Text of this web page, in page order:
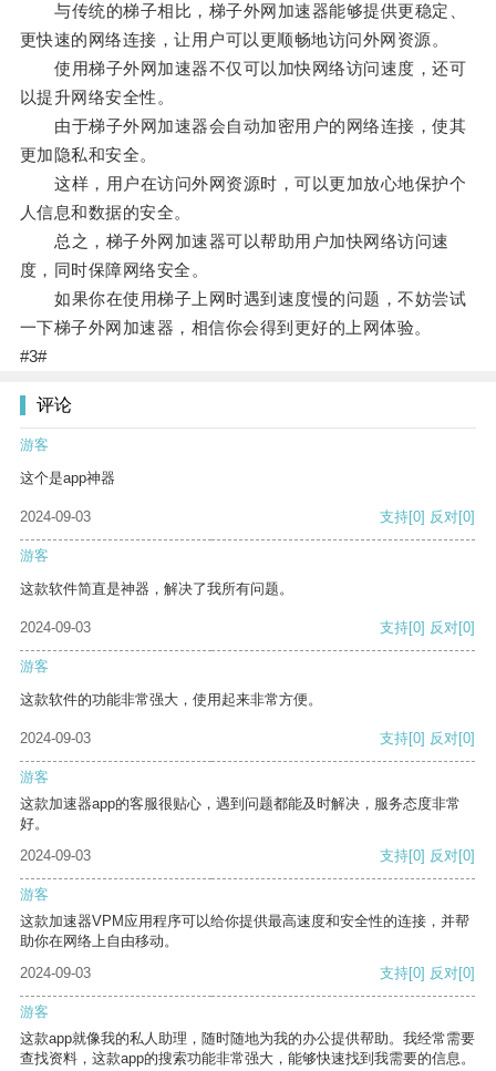
与传统的梯子相比，梯子外网加速器能够提供更稳定、
更快速的网络连接，让用户可以更顺畅地访问外网资源。
使用梯子外网加速器不仅可以加快网络访问速度，还可
以提升网络安全性。
由于梯子外网加速器会自动加密用户的网络连接，使其
更加隐私和安全。
这样，用户在访问外网资源时，可以更加放心地保护个
人信息和数据的安全。
总之，梯子外网加速器可以帮助用户加快网络访问速
度，同时保障网络安全。
如果你在使用梯子上网时遇到速度慢的问题，不妨尝试
一下梯子外网加速器，相信你会得到更好的上网体验。
#3#
评论
游客
这个是app神器
2024-09-03 支持[0] 反对[0]
游客
这款软件简直是神器，解决了我所有问题。
2024-09-03 支持[0] 反对[0]
游客
这款软件的功能非常强大，使用起来非常方便。
2024-09-03 支持[0] 反对[0]
游客
这款加速器app的客服很贴心，遇到问题都能及时解决，服务态度非常
好。
2024-09-03
支持[0] 反对[0]
游客
这款加速器VPM应用程序可以给你提供最高速度和安全性的连接，并帮
助你在网络上自由移动。
2024-09-03
支持[0] 反对[0]
游客
这款app就像我的私人助理，随时随地为我的办公提供帮助。我经常需要
查找资料，这款app的搜索功能非常强大，能够快速找到我需要的信息。